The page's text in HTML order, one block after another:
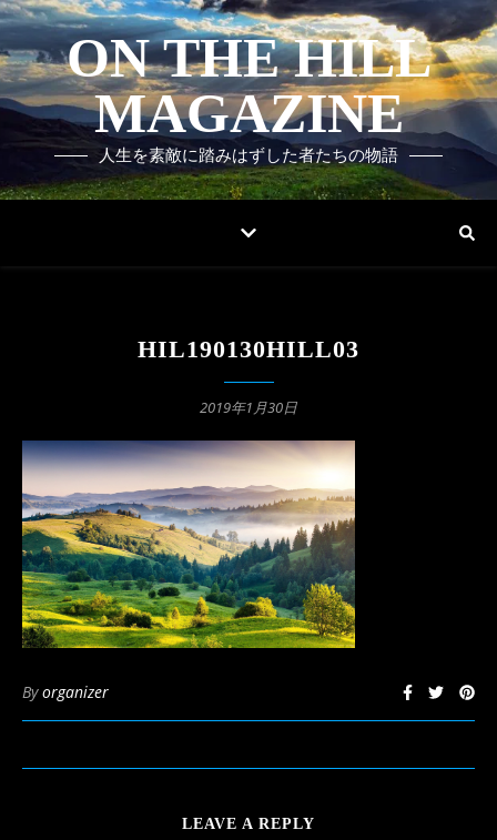
ON THE HILL
MAGAZINE
人生を素敵に踏みはずした者たちの物語
HIL190130HILL03
2019年1月30日
Byorganizer
LEAVE A REPLY